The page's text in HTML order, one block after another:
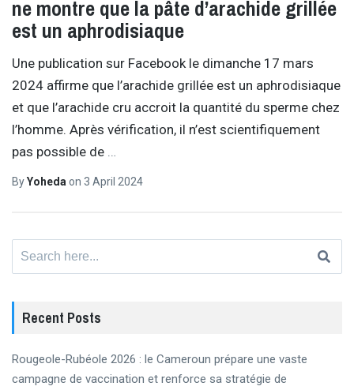
ne montre que la pâte d’arachide grillée
est un aphrodisiaque
Une publication sur Facebook le dimanche 17 mars
2024 affirme que l’arachide grillée est un aphrodisiaque
et que l’arachide cru accroit la quantité du sperme chez
l’homme. Après vérification, il n’est scientifiquement
pas possible de
ByYohedaon 3 April 2024
Recent Posts
Rougeole-Rubéole 2026 : le Cameroun prépare une vaste
campagne de vaccination et renforce sa stratégie de